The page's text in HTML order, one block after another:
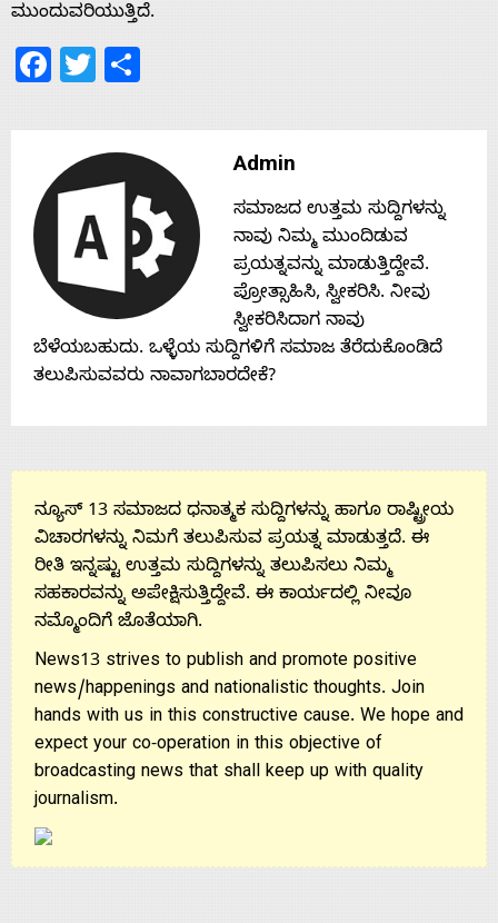
Contact
Us
ಮುಂದುವರಿಯುತ್ತಿದೆ.
Facebook
Twitter
Admin
ಸಮಾಜದ ಉತ್ತಮ ಸುದ್ದಿಗಳನ್ನು
ನಾವು ನಿಮ್ಮ ಮುಂದಿಡುವ
ಪ್ರಯತ್ನವನ್ನು ಮಾಡುತ್ತಿದ್ದೇವೆ.
ಪ್ರೋತ್ಸಾಹಿಸಿ, ಸ್ವೀಕರಿಸಿ. ನೀವು
ಸ್ವೀಕರಿಸಿದಾಗ ನಾವು
ಬೆಳೆಯಬಹುದು. ಒಳ್ಳೆಯ ಸುದ್ದಿಗಳಿಗೆ ಸಮಾಜ ತೆರೆದುಕೊಂಡಿದೆ
ತಲುಪಿಸುವವರು ನಾವಾಗಬಾರದೇಕೆ?
ನ್ಯೂಸ್ 13 ಸಮಾಜದ ಧನಾತ್ಮಕ ಸುದ್ದಿಗಳನ್ನು ಹಾಗೂ ರಾಷ್ಟ್ರೀಯ
ವಿಚಾರಗಳನ್ನು ನಿಮಗೆ ತಲುಪಿಸುವ ಪ್ರಯತ್ನ ಮಾಡುತ್ತದೆ. ಈ
ರೀತಿ ಇನ್ನಷ್ಟು ಉತ್ತಮ ಸುದ್ದಿಗಳನ್ನು ತಲುಪಿಸಲು ನಿಮ್ಮ
ಸಹಕಾರವನ್ನು ಅಪೇಕ್ಷಿಸುತ್ತಿದ್ದೇವೆ. ಈ ಕಾರ್ಯದಲ್ಲಿ ನೀವೂ
ನಮ್ಮೊಂದಿಗೆ ಜೊತೆಯಾಗಿ.
News13 strives to publish and promote positive
news/happenings and nationalistic thoughts. Join
hands with us in this constructive cause. We hope and
expect your co-operation in this objective of
broadcasting news that shall keep up with quality
journalism.